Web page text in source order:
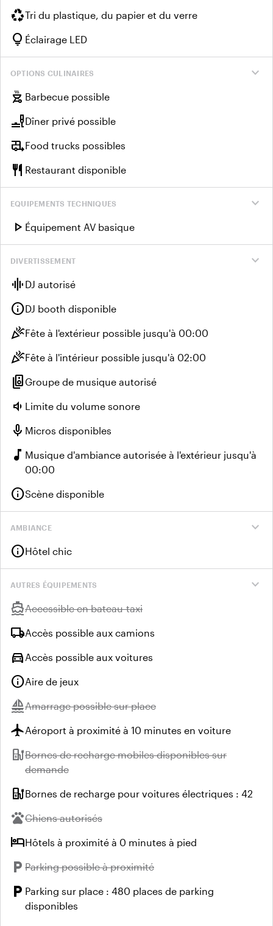
recyclingTri du plastique, du papier et du verre
lightbulb Éclairage LED
expand_more
OPTIONS CULINAIRES
outdoor_grill Barbecue possible
brunch_diningDîner privé possible
rv_hookupFood trucks possibles
restaurant Restaurant disponible
expand_more
EQUIPEMENTS TECHNIQUES
play_arrow Équipement AV basique
expand_more
DIVERTISSEMENT
graphic_eq DJ autorisé
infoDJ booth disponible
celebrationFête à l'extérieur possible jusqu'à 00:00
celebrationFête à l'intérieur possible jusqu'à 02:00
speaker_groupGroupe de musique autorisé
volume_down Limite du volume sonore
mic Micros disponibles
music_note Musique d'ambiance autorisée à l'extérieur jusqu'à
00:00
infoScène disponible
expand_more
AMBIANCE
infoHôtel chic
expand_more
AUTRES ÉQUIPEMENTS
directions_boatIndisponible :
Accessible en bateau-taxi
local_shippingAccès possible aux camions
directions_car Accès possible aux voitures
infoAire de jeux
sailingIndisponible :
Amarrage possible sur place
flightAéroport à proximité à 10 minutes en voiture
ev_stationIndisponible :
Bornes de recharge mobiles disponibles sur
demande
ev_stationBornes de recharge pour voitures électriques : 42
petsIndisponible :
Chiens autorisés
hotelHôtels à proximité à 0 minutes à pied
local_parking Indisponible :
Parking possible à proximité
local_parking Parking sur place : 480 places de parking
disponibles